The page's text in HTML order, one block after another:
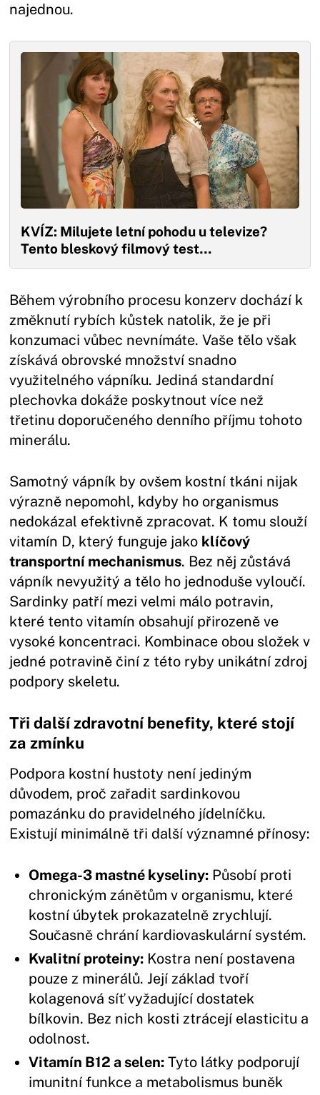
najednou.
KVÍZ: Milujete letní pohodu u televize?
Tento bleskový filmový test…
Během výrobního procesu konzerv dochází k
změknutí rybích kůstek natolik, že je při
konzumaci vůbec nevnímáte. Vaše tělo však
získává obrovské množství snadno
využitelného vápníku. Jediná standardní
plechovka dokáže poskytnout více než
třetinu doporučeného denního příjmu tohoto
minerálu.
Samotný vápník by ovšem kostní tkáni nijak
výrazně nepomohl, kdyby ho organismus
nedokázal efektivně zpracovat. K tomu slouží
vitamín D, který funguje jako klíčový
transportní mechanismus. Bez něj zůstává
vápník nevyužitý a tělo ho jednoduše vyloučí.
Sardinky patří mezi velmi málo potravin,
které tento vitamín obsahují přirozeně ve
vysoké koncentraci. Kombinace obou složek v
jedné potravině činí z této ryby unikátní zdroj
podpory skeletu.
Tři další zdravotní benefity, které stojí
za zmínku
Podpora kostní hustoty není jediným
důvodem, proč zařadit sardinkovou
pomazánku do pravidelného jídelníčku.
Existují minimálně tři další významné přínosy:
Omega-3 mastné kyseliny: Působí proti
chronickým zánětům v organismu, které
kostní úbytek prokazatelně zrychlují.
Současně chrání kardiovaskulární systém.
Kvalitní proteiny: Kostra není postavena
pouze z minerálů. Její základ tvoří
kolagenová síť vyžadující dostatek
bílkovin. Bez nich kosti ztrácejí elasticitu a
odolnost.
Vitamín B12 a selen: Tyto látky podporují
imunitní funkce a metabolismus buněk